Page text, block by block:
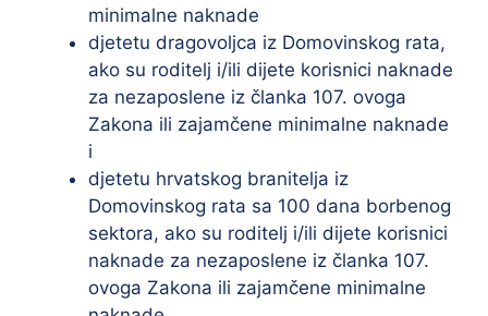
minimalne naknade
djetetu dragovoljca iz Domovinskog rata,
ako su roditelj i/ili dijete korisnici naknade
za nezaposlene iz članka 107. ovoga
Zakona ili zajamčene minimalne naknade
i
djetetu hrvatskog branitelja iz
Domovinskog rata sa 100 dana borbenog
sektora, ako su roditelj i/ili dijete korisnici
naknade za nezaposlene iz članka 107.
ovoga Zakona ili zajamčene minimalne